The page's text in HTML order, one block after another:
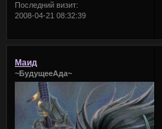
Последний визит:
2008-04-21 08:32:39
Маид
~БудущееАда~